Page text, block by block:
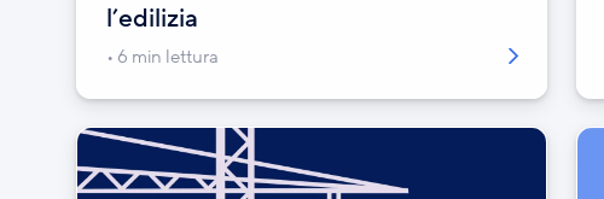
l’edilizia
6 min lettura